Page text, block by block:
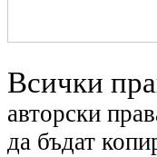
Всички
авторски
да бъдат